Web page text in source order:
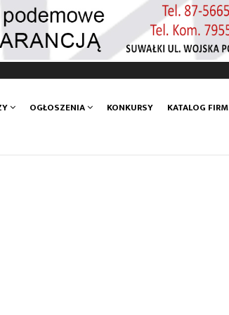
OGŁOSZENIA KONKURSY KATALOG FIRM